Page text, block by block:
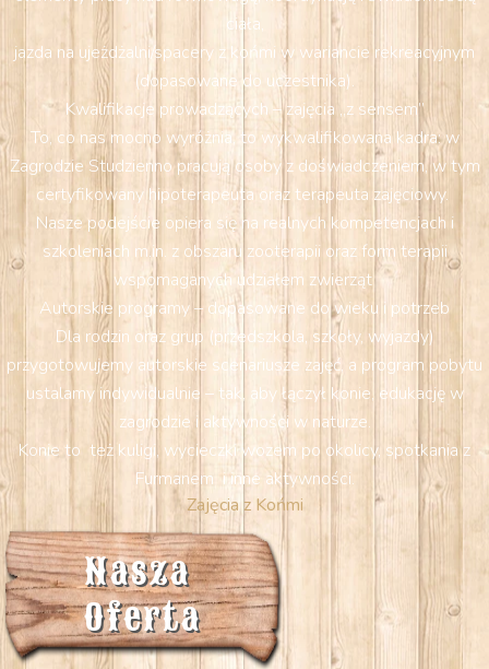
ciała,
jazda na ujeżdżalni/spacery z końmi w wariancie rekreacyjnym
(dopasowane do uczestnika).
Kwalifikacje prowadzących – zajęcia „z sensem”
To, co nas mocno wyróżnia, to wykwalifikowana kadra: w
Zagrodzie Studzienno pracują osoby z doświadczeniem, w tym
certyfikowany hipoterapeuta oraz terapeuta zajęciowy.
Nasze podejście opiera się na realnych kompetencjach i
szkoleniach m.in. z obszaru zooterapii oraz form terapii
wspomaganych udziałem zwierząt
Autorskie programy – dopasowane do wieku i potrzeb
Dla rodzin oraz grup (przedszkola, szkoły, wyjazdy)
przygotowujemy autorskie scenariusze zajęć, a program pobytu
ustalamy indywidualnie – tak, aby łączył konie, edukację w
zagrodzie i aktywności w naturze.
Konie to też kuligi, wycieczki wozem po okolicy, spotkania z
Furmanem i inne aktywności.
Zajęcia z Końmi
Nasza
Oferta